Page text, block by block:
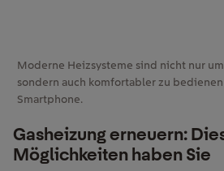
Moderne Heizsysteme sind nicht nur
sondern auch komfortabler zu
Smartphone.
Gasheizung erneuern:
Möglichkeiten haben Sie